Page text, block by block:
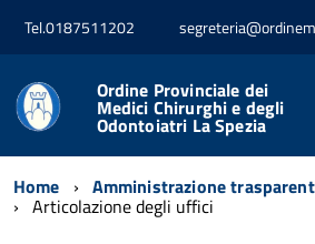
Tel.0187511202
Ordine Provinciale dei
Medici Chirurghi e degli
Odontoiatri La Spezia
Home Amministrazione
Articolazione degli uffici